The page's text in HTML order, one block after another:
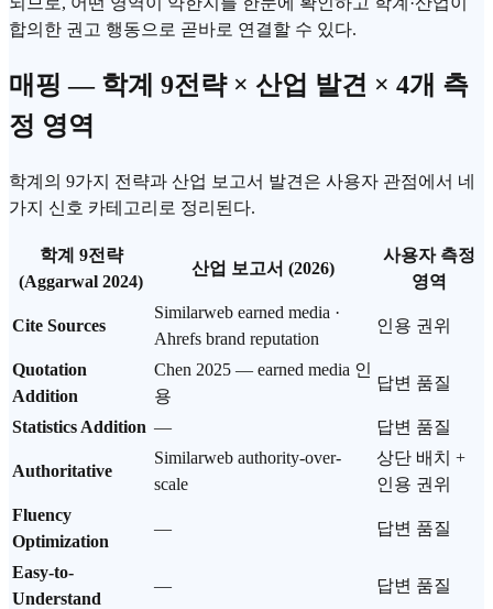
합의한 권고 행동으로 곧바로 연결할 수 있다.
매핑 — 학계 9전략 × 산업 발견 × 4개 측
정 영역
학계의 9가지 전략과 산업 보고서 발견은 사용자 관점에서 네
가지 신호 카테고리로 정리된다.
학계 9전략
(Aggarwal 2024)
산업 보고서 (2026)
사용자 측정
영역
Cite Sources
Similarweb earned media ·
Ahrefs brand reputation
인용 권위
Quotation
Addition
Chen 2025 — earned media 인
용
답변 품질
Statistics Addition — 답변 품질
Authoritative
Similarweb authority-over-
scale
상단 배치 +
인용 권위
Fluency
Optimization
— 답변 품질
Easy-to-
Understand
— 답변 품질